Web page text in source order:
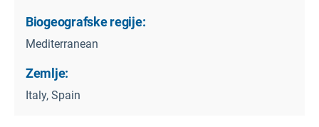
Biogeografske regije:
Mediterranean
Zemlje:
Italy, Spain